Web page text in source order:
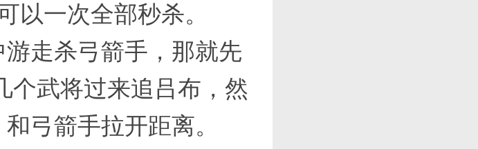
以一次全部秒杀。
走杀弓箭手，那就先
个武将过来追吕布，然
弓箭手拉开距离。